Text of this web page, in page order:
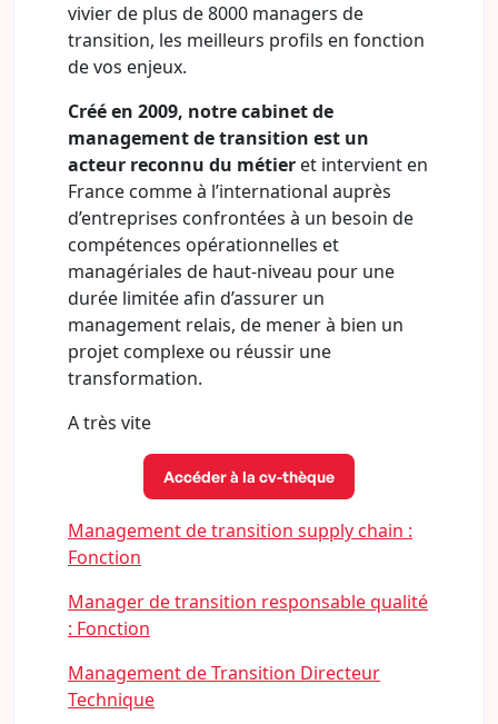
vivier de plus de 8000 managers de
transition, les meilleurs profils en fonction
de vos enjeux.
Créé en 2009, notre cabinet de
management de transition est un
acteur reconnu du métier et intervient en
France comme à l’international auprès
d’entreprises confrontées à un besoin de
compétences opérationnelles et
managériales de haut-niveau pour une
durée limitée afin d’assurer un
management relais, de mener à bien un
projet complexe ou réussir une
transformation.
A très vite
Accéder à la cv-thèque
Management de transition supply chain :
Fonction
Manager de transition responsable qualité
: Fonction
Management de Transition Directeur
Technique